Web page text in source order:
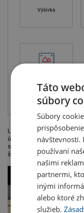
Výšivka
Sieťotlač -
priama tlač
Ležérny strih, okrúhla
úplete, krčná lemovka,
sušičke. 185g/m², 100%
šport grey: 85% bavlna,
Táto
súbory
Súbory
návštevnosti.
používaní
našimi
partnermi,
inými
alebo ktoré
služieb.